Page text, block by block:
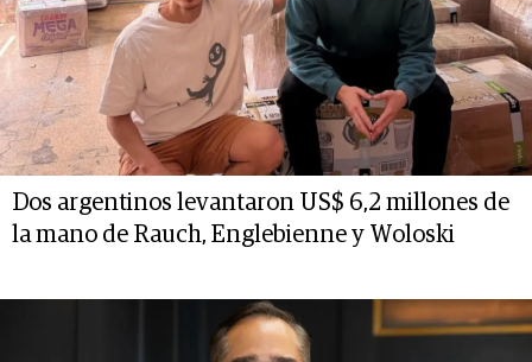
Dos argentinos levantaron US$ 6,2 millones de
la mano de Rauch, Englebienne y Woloski